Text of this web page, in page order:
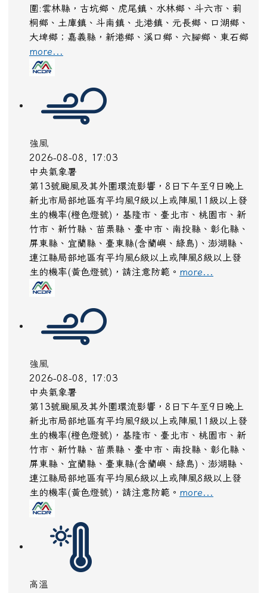
圍:雲林縣，古坑鄉、虎尾鎮、水林鄉、斗六市、莿
桐鄉、土庫鎮、斗南鎮、北港鎮、元長鄉、口湖鄉、
大埤鄉；嘉義縣，新港鄉、溪口鄉、六腳鄉、東石鄉
more...
強風
2026-08-08, 17:03
中央氣象署
第13號颱風及其外圍環流影響，8日下午至9日晚上
新北市局部地區有平均風9級以上或陣風11級以上發
生的機率(橙色燈號)，基隆市、臺北市、桃園市、新
竹市、新竹縣、苗栗縣、臺中市、南投縣、彰化縣、
屏東縣、宜蘭縣、臺東縣(含蘭嶼、綠島)、澎湖縣、
連江縣局部地區有平均風6級以上或陣風8級以上發
生的機率(黃色燈號)，請注意防範。 more...
強風
2026-08-08, 17:03
中央氣象署
第13號颱風及其外圍環流影響，8日下午至9日晚上
新北市局部地區有平均風9級以上或陣風11級以上發
生的機率(橙色燈號)，基隆市、臺北市、桃園市、新
竹市、新竹縣、苗栗縣、臺中市、南投縣、彰化縣、
屏東縣、宜蘭縣、臺東縣(含蘭嶼、綠島)、澎湖縣、
連江縣局部地區有平均風6級以上或陣風8級以上發
生的機率(黃色燈號)，請注意防範。 more...
高溫